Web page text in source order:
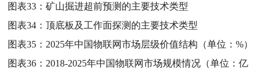
图表33：矿山掘进超前预测的主要技术类型
图表34：顶底板及工作面探测的主要技术类型
图表35： 2025年中国物联网市场层级价值结构（单位：%）
图表36： 2018-2025年中国物联网市场规模情况（单位：亿